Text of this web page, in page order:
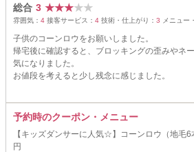
総合 3 ★★★★★
雰囲気： 4 接客サービス： 4 技術・仕上がり： 3 メニュー
子供のコーンロウをお願いしました。
帰宅後に確認すると、ブロッキングの歪みやネ
気になりました。
お値段を考えると少し残念に感じました。
予約時のクーポン・メニュー
【キッズダンサーに人気☆】コーンロウ（地
円